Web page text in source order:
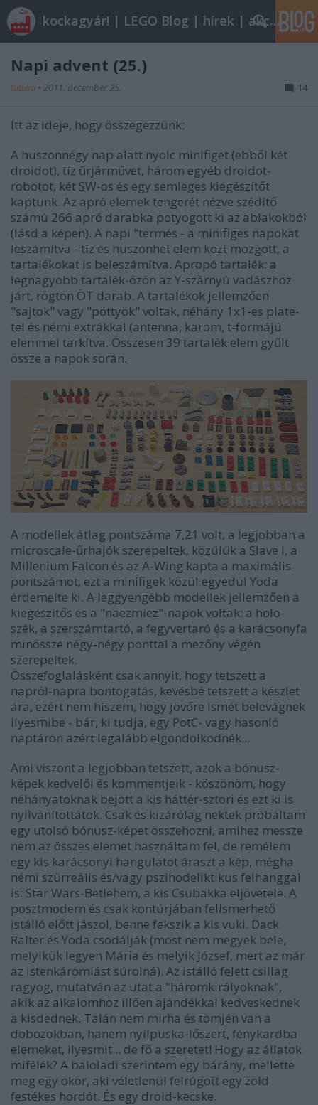
kockagyár! | LEGO Blog | hírek | akciók |
Napi advent (25.)
tutuka • 2011. december 25. 14
Itt az ideje, hogy összegezzünk:
A huszonnégy nap alatt nyolc minifiget (ebből két
droidot), tíz űrjárművet, három egyéb droidot-
robotot, két SW-os és egy semleges kiegészítőt
kaptunk. Az apró elemek tengerét nézve szédítő
számú 266 apró darabka potyogott ki az ablakokból
(lásd a képen). A napi "termés - a minifiges napokat
leszámítva - tíz és huszonhét elem közt mozgott, a
tartalékokat is beleszámítva. Apropó tartalék: a
legnagyobb tartalék-özön az Y-szárnyú vadászhoz
járt, rögtön ÖT darab. A tartalékok jellemzően
"sajtok" vagy "pöttyök" voltak, néhány 1x1-es plate-
tel és némi extrákkal (antenna, karom, t-formájú
elemmel tarkítva. Összesen 39 tartalék elem gyűlt
össze a napok során.
A modellek átlag pontszáma 7,21 volt, a legjobban a
microscale-űrhajók szerepeltek, közülük a Slave I, a
Millenium Falcon és az A-Wing kapta a maximális
pontszámot, ezt a minifigek közül egyedül Yoda
érdemelte ki. A leggyengébb modellek jellemzően a
kiegészítős és a "naezmiez"-napok voltak: a holo-
szék, a szerszámtartó, a fegyvertaró és a karácsonyfa
minössze négy-négy ponttal a mezőny végén
szerepeltek.
Összefoglalásként csak annyit, hogy tetszett a
napról-napra bontogatás, kevésbé tetszett a készlet
ára, ezért nem hiszem, hogy jövőre ismét belevágnek
ilyesmibe - bár, ki tudja, egy PotC- vagy hasonló
naptáron azért legalább elgondolkodnék...
Ami viszont a legjobban tetszett, azok a bónusz-
képek kedvelői és kommentjeik - köszönöm, hogy
néhányatoknak bejött a kis háttér-sztori és ezt ki is
nyilvánítottátok. Csak és kizárólag nektek próbáltam
egy utolsó bónusz-képet összehozni, amihez messze
nem az összes elemet használtam fel, de remélem
egy kis karácsonyi hangulatot áraszt a kép, mégha
némi szürreális és/vagy pszihodeliktikus felhanggal
is: Star Wars-Betlehem, a kis Csubakka eljövetele. A
posztmodern és csak kontúrjában felismerhető
istálló előtt jászol, benne fekszik a kis vuki. Dack
Ralter és Yoda csodálják (most nem megyek bele,
melyikük legyen Mária és melyik József, mert az már
az istenkáromlást súrolná). Az istálló felett csillag
ragyog, mutatván az utat a "háromkirályoknak",
akik az alkalomhoz illően ajándékkal kedveskednek
a kisdednek. Talán nem mirha és tömjén van a
dobozokban, hanem nyílpuska-lőszert, fénykardba
elemeket, ilyesmit... de fő a szeretet! Hogy az állatok
mifélék? A baloladi szerintem egy bárány, mellette
meg egy ökör, aki véletlenül felrúgott egy zöld
festékes hordót. És egy droid-kecske.